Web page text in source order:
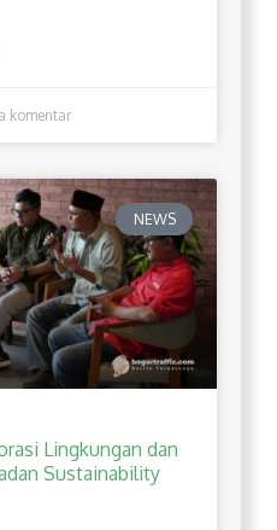
komentar
NEWS
Lingkungan dan
Sustainability